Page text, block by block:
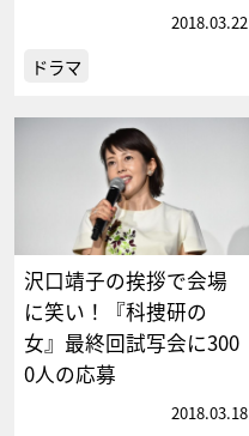
2018.03.22
ドラマ
沢口靖子の挨拶で会場
に笑い！『科捜研の
女』最終回試写会に300
0人の応募
2018.03.18